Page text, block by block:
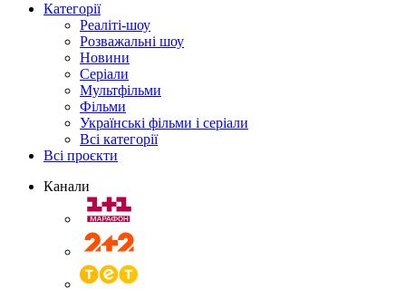
Категорії
Реаліті-шоу
Розважальні шоу
Новини
Серіали
Мультфільми
Фільми
Українські фільми і серіали
Всі категорії
Всі проєкти
Канали